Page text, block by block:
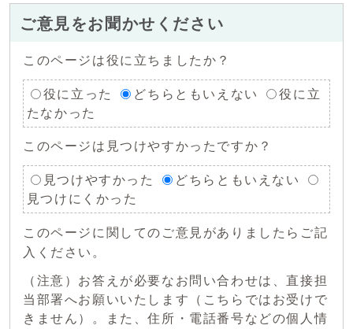
ご意見をお聞かせください
このページは役に立ちましたか？
役に立った どちらともいえない
役に立
たなかった
このページは見つけやすかったですか？
見つけやすかった
どちらともいえない
見つけにくかった
このページに関してのご意見がありましたらご記
入ください。
（注意）お答えが必要なお問い合わせは、直接担
当部署へお願いいたします（こちらではお受けで
きません）。また、住所・電話番号などの個人情